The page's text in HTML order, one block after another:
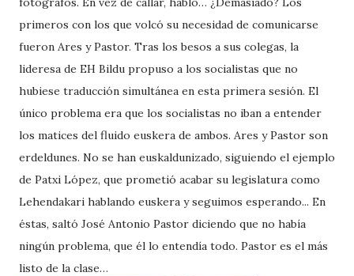
primeros con los que volcó su necesidad de comunicarse
fueron Ares y Pastor. Tras los besos a sus colegas, la
lideresa de EH Bildu propuso a los socialistas que no
hubiese traducción simultánea en esta primera sesión. El
único problema era que los socialistas no iban a entender
los matices del fluido euskera de ambos. Ares y Pastor son
erdeldunes. No se han euskaldunizado, siguiendo el ejemplo
de Patxi López, que prometió acabar su legislatura como
Lehendakari hablando euskera y seguimos esperando... En
éstas, saltó José Antonio Pastor diciendo que no había
ningún problema, que él lo entendía todo. Pastor es el más
listo de la clase…